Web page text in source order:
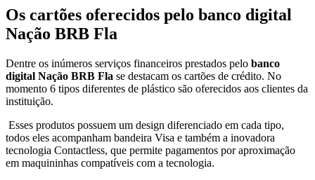
Os cartões oferecidos pelo banco digital
Nação BRB Fla
Dentre os inúmeros serviços financeiros prestados pelo banco
digital Nação BRB Fla se destacam os cartões de crédito. No
momento 6 tipos diferentes de plástico são oferecidos aos clientes da
instituição.
Esses produtos possuem um design diferenciado em cada tipo,
todos eles acompanham bandeira Visa e também a inovadora
tecnologia Contactless, que permite pagamentos por aproximação
em maquininhas compatíveis com a tecnologia.